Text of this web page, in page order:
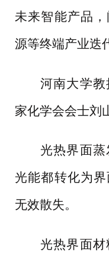
未来智能产品
源等终端产业迭
河南大学
家化学会会士刘
光热界面
光能都转化为
无效散失。
光热界面